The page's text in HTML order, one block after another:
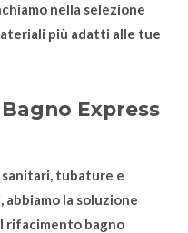
nella selezione
più adatti alle tue
Express
sanitari, tubature e
la soluzione
rifacimento bagno